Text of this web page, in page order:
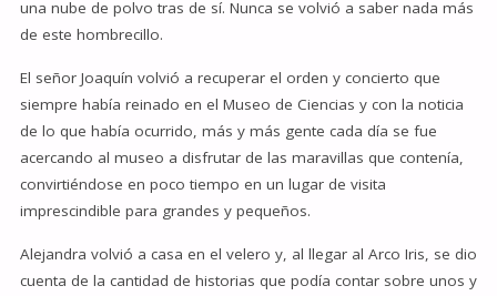
una nube de polvo tras de sí. Nunca se volvió a saber nada más
de este hombrecillo.
El señor Joaquín volvió a recuperar el orden y concierto que
siempre había reinado en el Museo de Ciencias y con la noticia
de lo que había ocurrido, más y más gente cada día se fue
acercando al museo a disfrutar de las maravillas que contenía,
convirtiéndose en poco tiempo en un lugar de visita
imprescindible para grandes y pequeños.
Alejandra volvió a casa en el velero y, al llegar al Arco Iris, se dio
cuenta de la cantidad de historias que podía contar sobre unos y